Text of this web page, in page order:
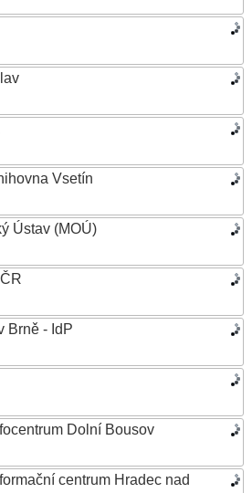
Vsetín
Ústav (MOÚ)
Brně - IdP
Dolní Bousov
centrum Hradec nad